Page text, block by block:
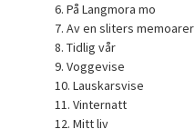
6. På Langmora mo
7. Av en sliters memoarer
8. Tidlig vår
9. Voggevise
10. Lauskarsvise
11. Vinternatt
12. Mitt liv